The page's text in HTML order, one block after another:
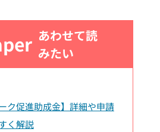
あわせて読
みたい
ク促進助成金】詳細や申請
く解説